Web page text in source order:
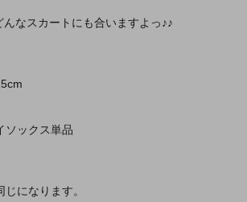
なスカートにも合いますよっ♪♪
ックス単品
になります。